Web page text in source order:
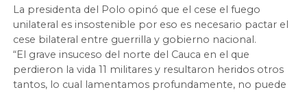
La presidenta del Polo opinó que el cese el fuego
unilateral es insostenible por eso es necesario pactar el
cese bilateral entre guerrilla y gobierno nacional.
“El grave insuceso del norte del Cauca en el que
perdieron la vida 11 militares y resultaron heridos otros
tantos, lo cual lamentamos profundamente, no puede